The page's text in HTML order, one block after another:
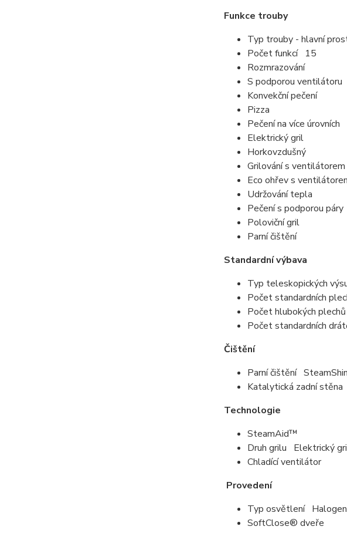
Funkce trouby
Typ trouby - hlavní
Počet funkcí 15
Rozmrazování
S podporou ventilátoru
Konvekční pečení
Pizza
Pečení na více úrovních
Elektrický gril
Horkovzdušný
Grilování s
Eco ohřev s
Udržování tepla
Pečení s podporou páry
Poloviční gril
Parní čištění
Standardní výbava
Typ teleskopických
Počet standardních
Počet hlubokých
Počet standardních
Čištění
Parní čištění
Katalytická zadní stěna
Technologie
SteamAid™
Druh grilu Elektrický
Chladící ventilátor
Provedení
Typ osvětlení
SoftClose® dveře